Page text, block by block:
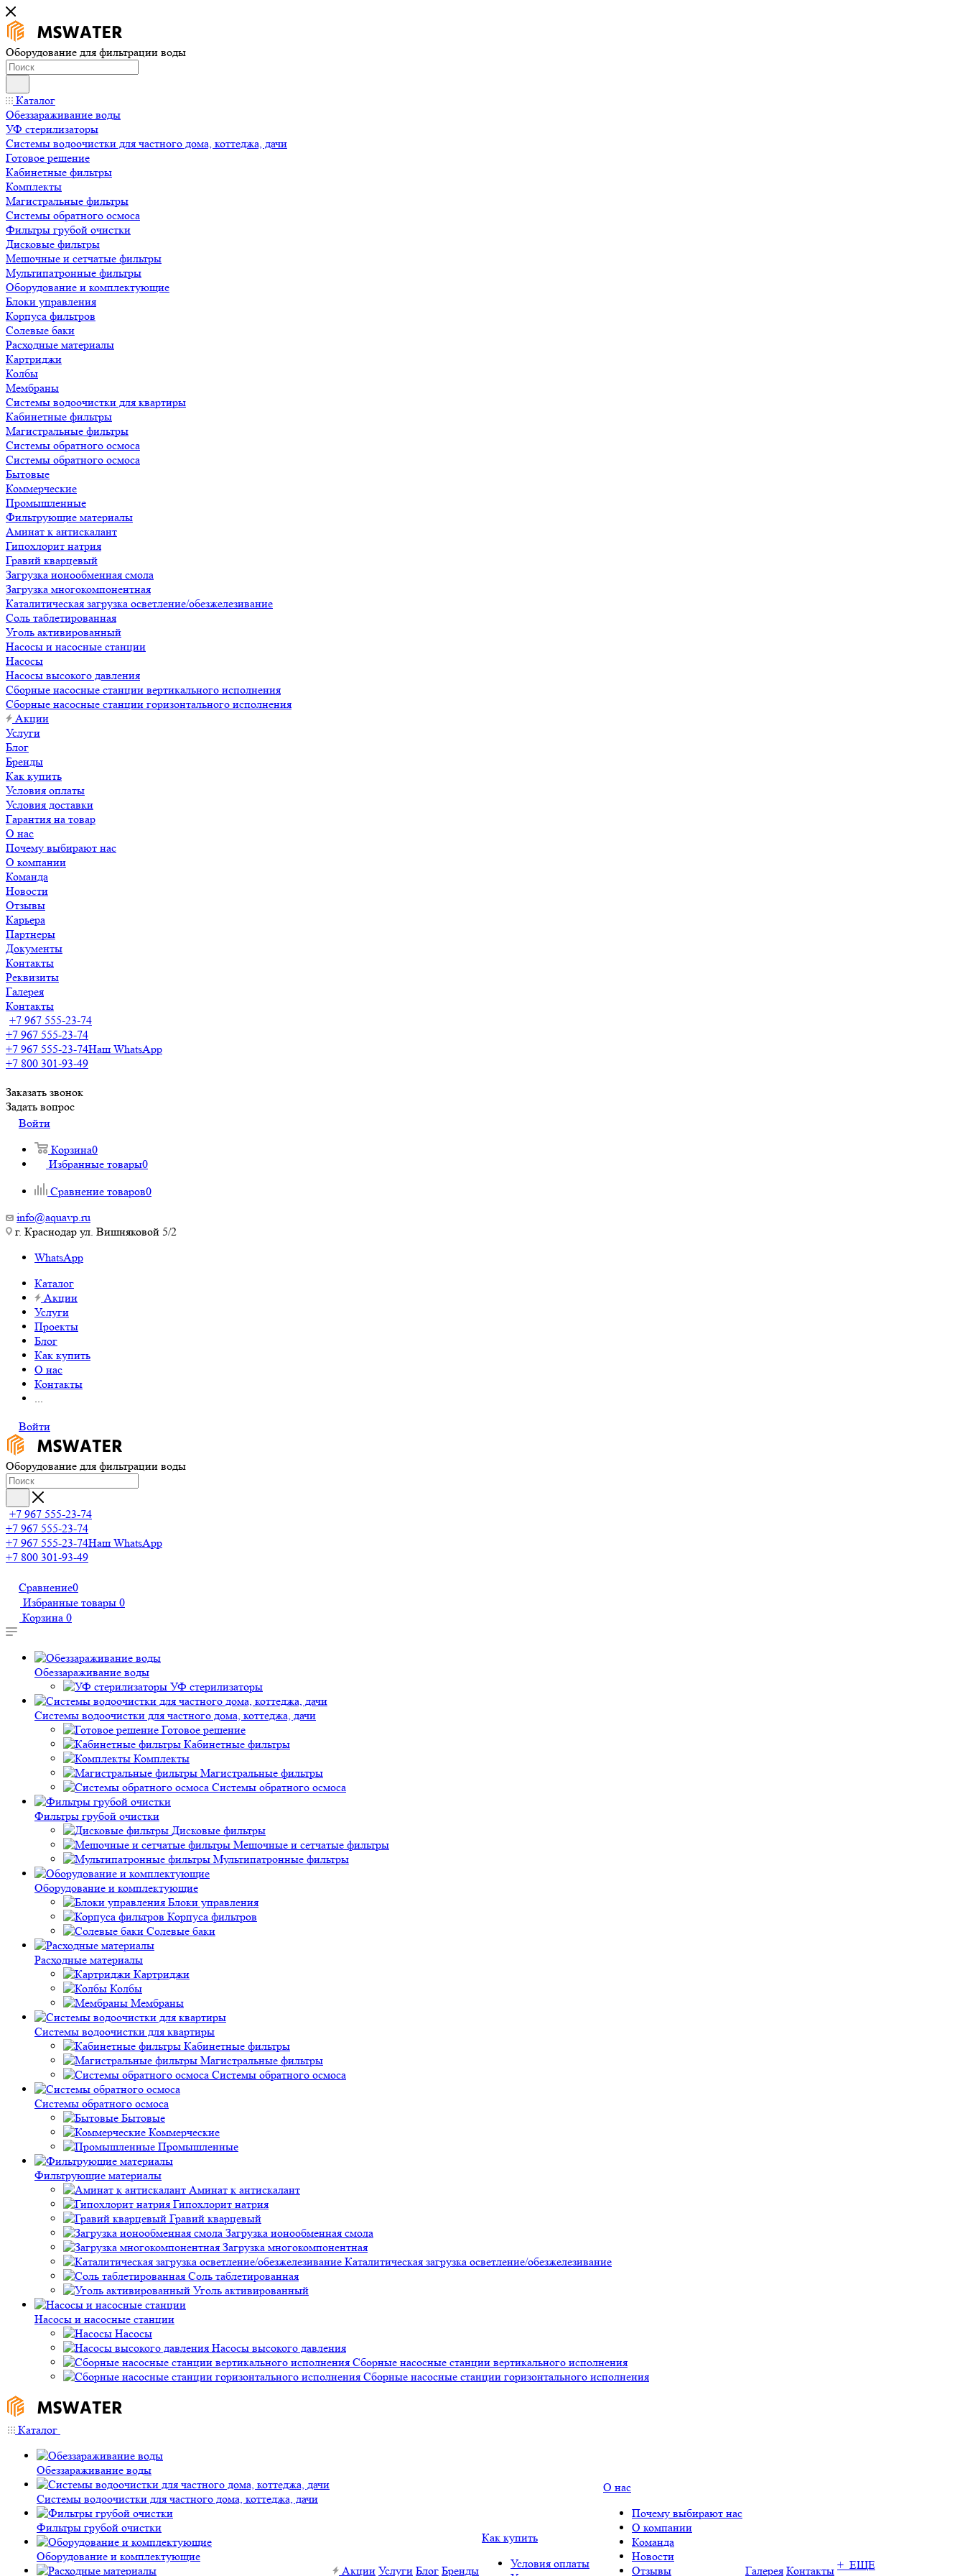
Оборудование для фильтрации воды
Каталог
Обеззараживание воды
УФ стерилизаторы
Системы водоочистки для частного дома, коттеджа, дачи
Готовое решение
Кабинетные фильтры
Комплекты
Магистральные фильтры
Системы обратного осмоса
Фильтры грубой очистки
Дисковые фильтры
Мешочные и сетчатые фильтры
Мультипатронные фильтры
Оборудование и комплектующие
Блоки управления
Корпуса фильтров
Солевые баки
Расходные материалы
Картриджи
Колбы
Мембраны
Системы водоочистки для квартиры
Кабинетные фильтры
Магистральные фильтры
Системы обратного осмоса
Системы обратного осмоса
Бытовые
Коммерческие
Промышленные
Фильтрующие материалы
Аминат к антискалант
Гипохлорит натрия
Гравий кварцевый
Загрузка ионообменная смола
Загрузка многокомпонентная
Каталитическая загрузка осветление/обезжелезивание
Соль таблетированная
Уголь активированный
Насосы и насосные станции
Насосы
Насосы высокого давления
Сборные насосные станции вертикального исполнения
Сборные насосные станции горизонтального исполнения
Акции
Услуги
Блог
Бренды
Как купить
Условия оплаты
Условия доставки
Гарантия на товар
О нас
Почему выбирают нас
О компании
Команда
Новости
Отзывы
Карьера
Партнеры
Документы
Контакты
Реквизиты
Галерея
Контакты
+7 967 555-23-74
+7 967 555-23-74
+7 967 555-23-74Наш WhatsApp
+7 800 301-93-49
Заказать звонок
Задать вопрос
Войти
Корзина0
Избранные товары0
Сравнение товаров0
info@aquavp.ru
г. Краснодар ул. Вишняковой 5/2
WhatsApp
Каталог
Акции
Услуги
Проекты
Блог
Как купить
О нас
Контакты
...
Войти
Оборудование для фильтрации воды
+7 967 555-23-74
+7 967 555-23-74
+7 967 555-23-74Наш WhatsApp
+7 800 301-93-49
Сравнение0
Избранные товары 0
Корзина 0
Обеззараживание воды
УФ стерилизаторы
Системы водоочистки для частного дома, коттеджа, дачи
Готовое решение
Кабинетные фильтры
Комплекты
Магистральные фильтры
Системы обратного осмоса
Фильтры грубой очистки
Дисковые фильтры
Мешочные и сетчатые фильтры
Мультипатронные фильтры
Оборудование и комплектующие
Блоки управления
Корпуса фильтров
Солевые баки
Расходные материалы
Картриджи
Колбы
Мембраны
Системы водоочистки для квартиры
Кабинетные фильтры
Магистральные фильтры
Системы обратного осмоса
Системы обратного осмоса
Бытовые
Коммерческие
Промышленные
Фильтрующие материалы
Аминат к антискалант
Гипохлорит натрия
Гравий кварцевый
Загрузка ионообменная смола
Загрузка многокомпонентная
Каталитическая загрузка осветление/обезжелезивание
Соль таблетированная
Уголь активированный
Насосы и насосные станции
Насосы
Насосы высокого давления
Сборные насосные станции вертикального исполнения
Сборные насосные станции горизонтального исполнения
Каталог
Обеззараживание воды
Системы водоочистки для частного дома, коттеджа, дачи
Фильтры грубой очистки
Оборудование и комплектующие
Акции Услуги Блог Бренды
Как купить
Условия оплаты
О нас
Почему выбирают нас
О компании
Команда
Новости
Отзывы
Галерея Контакты + ЕЩЕ